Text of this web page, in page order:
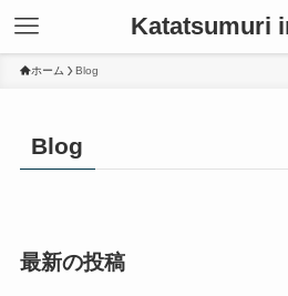
Katatsumuri
ホーム Blog
Blog
最新の投稿